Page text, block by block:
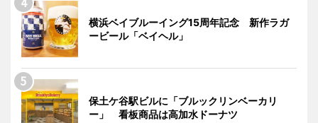
横浜ベイブルーイング15周年記念 新作ラガ
ービール「ベイヘル」
保土ケ谷駅ビルに「ブルックリンベーカリ
ー」 看板商品は高加水ドーナツ